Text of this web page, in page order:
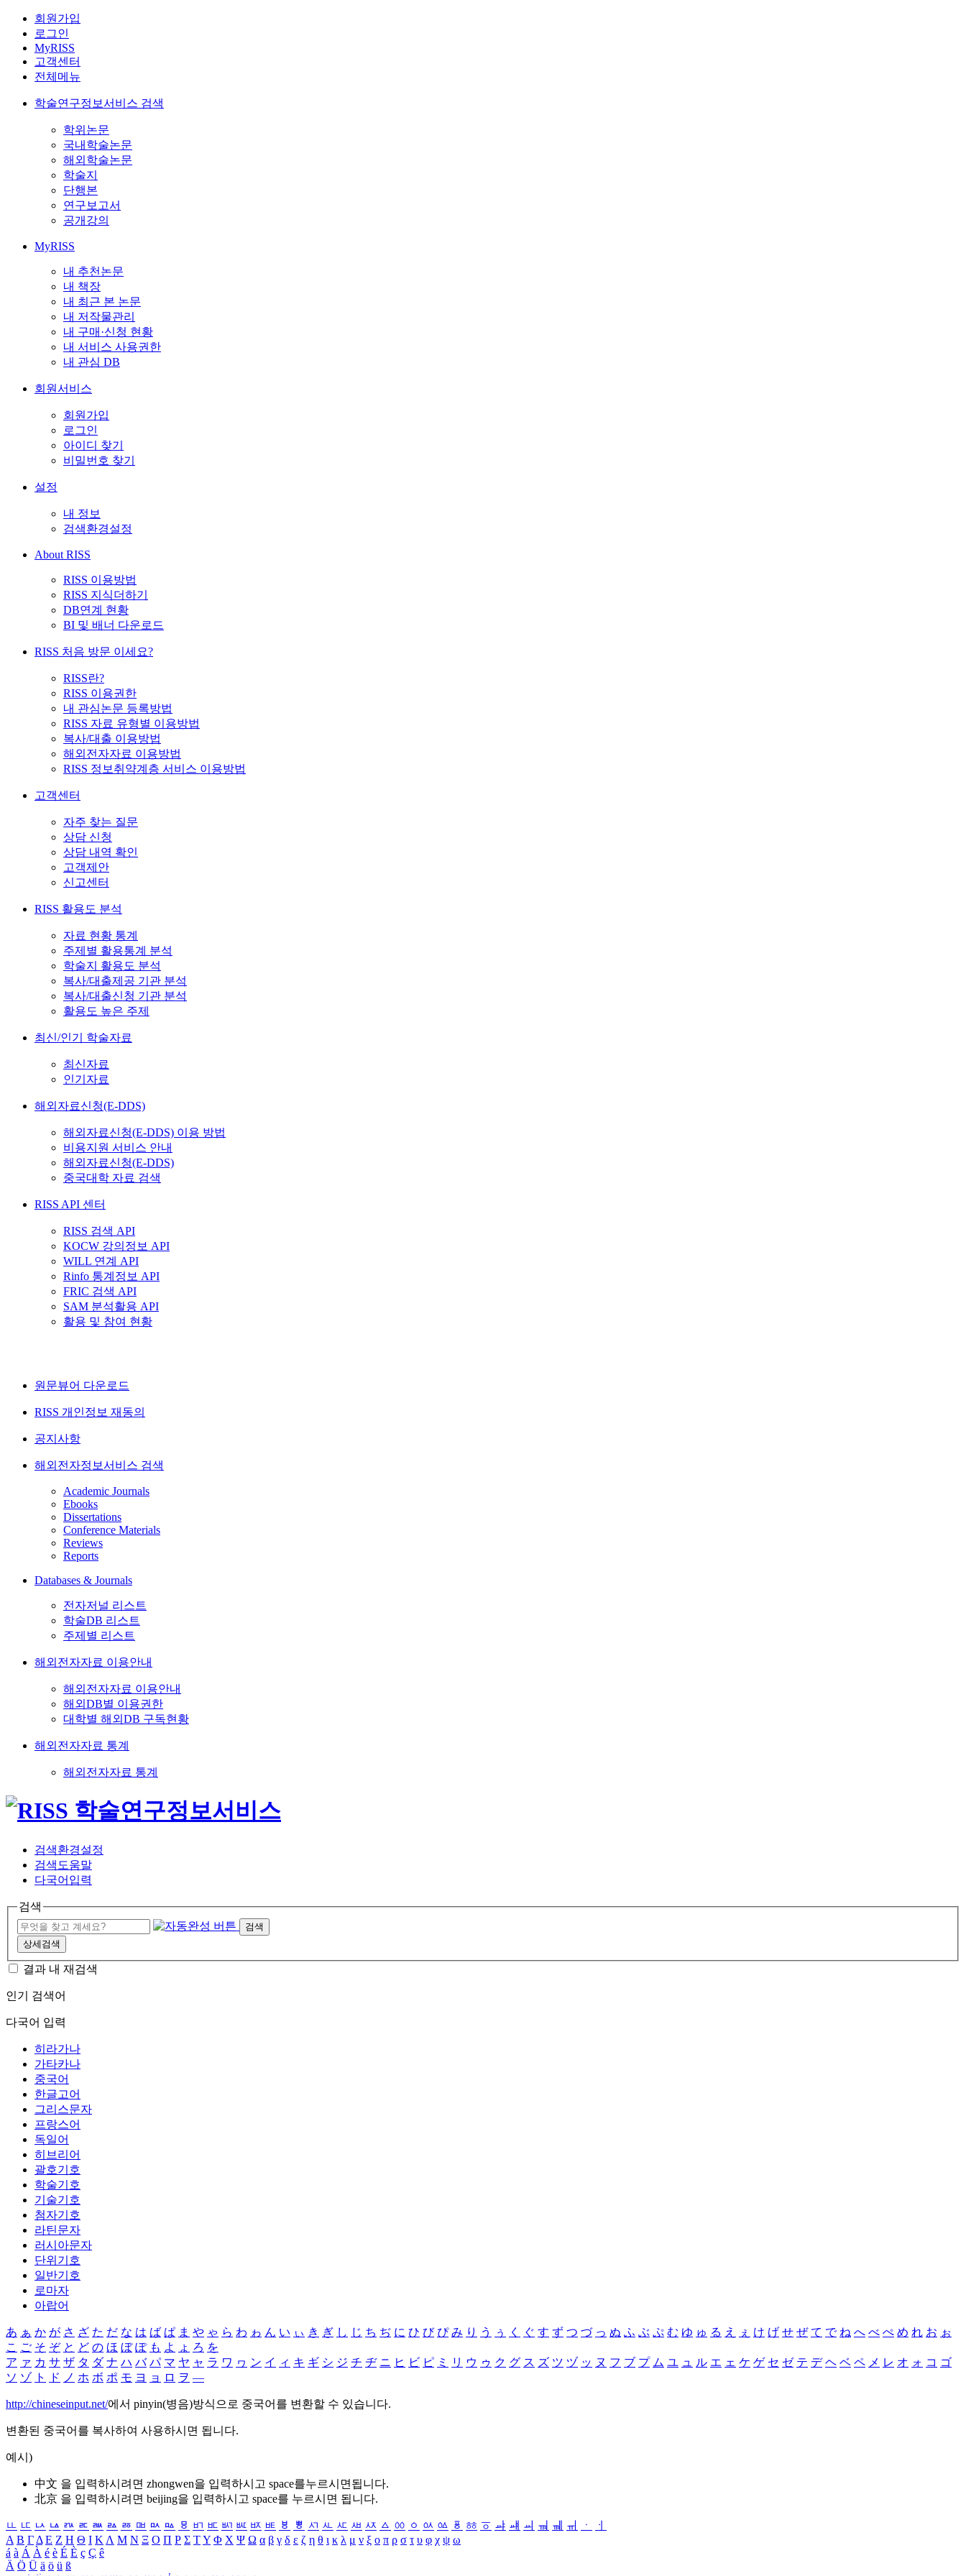
회원가입
로그인
MyRISS
고객센터
전체메뉴
학술연구정보서비스 검색
학위논문
국내학술논문
해외학술논문
학술지
단행본
연구보고서
공개강의
MyRISS
내 추천논문
내 책장
내 최근 본 논문
내 저작물관리
내 구매·신청 현황
내 서비스 사용권한
내 관심 DB
회원서비스
회원가입
로그인
아이디 찾기
비밀번호 찾기
설정
내 정보
검색환경설정
About RISS
RISS 이용방법
RISS 지식더하기
DB연계 현황
BI 및 배너 다운로드
RISS 처음 방문 이세요?
RISS란?
RISS 이용권한
내 관심논문 등록방법
RISS 자료 유형별 이용방법
복사/대출 이용방법
해외전자자료 이용방법
RISS 정보취약계층 서비스 이용방법
고객센터
자주 찾는 질문
상담 신청
상담 내역 확인
고객제안
신고센터
RISS 활용도 분석
자료 현황 통계
주제별 활용통계 분석
학술지 활용도 분석
복사/대출제공 기관 분석
복사/대출신청 기관 분석
활용도 높은 주제
최신/인기 학술자료
최신자료
인기자료
해외자료신청(E-DDS)
해외자료신청(E-DDS) 이용 방법
비용지원 서비스 안내
해외자료신청(E-DDS)
중국대학 자료 검색
RISS API 센터
RISS 검색 API
KOCW 강의정보 API
WILL 연계 API
Rinfo 통계정보 API
FRIC 검색 API
SAM 분석활용 API
활용 및 참여 현황
원문뷰어 다운로드
RISS 개인정보 재동의
공지사항
해외전자정보서비스 검색
Academic Journals
Ebooks
Dissertations
Conference Materials
Reviews
Reports
Databases & Journals
전자저널 리스트
학술DB 리스트
주제별 리스트
해외전자자료 이용안내
해외전자자료 이용안내
해외DB별 이용권한
대학별 해외DB 구독현황
해외전자자료 통계
해외전자자료 통계
검색환경설정
검색도움말
다국어입력
검색
검색
상세검색
결과 내 재검색
인기 검색어
다국어 입력
히라가나
가타카나
중국어
한글고어
그리스문자
프랑스어
독일어
히브리어
괄호기호
학술기호
기술기호
첨자기호
라틴문자
러시아문자
단위기호
일반기호
로마자
아랍어
あ ぁ か が さ ざ た だ な は ば ぱ ま や ゃ ら わ ゎ ん い ぃ き ぎ し じ ち ぢ に ひ び ぴ み り う ぅ く ぐ す ず つ づ っ ぬ ふ ぶ ぷ む ゆ ゅ る え ぇ け げ せ ぜ て で ね へ べ ぺ め れ お ぉ
こ ご そ ぞ と ど の ほ ぼ ぽ も よ ょ ろ を
ア ァ カ サ ザ タ ダ ナ ハ バ パ マ ヤ ャ ラ ワ ヮ ン イ ィ キ ギ シ ジ チ ヂ ニ ヒ ビ ピ ミ リ ウ ゥ ク グ ス ズ ツ ヅ ッ ヌ フ ブ プ ム ユ ュ ル エ ェ ケ ゲ セ ゼ テ デ ヘ ベ ペ メ レ オ ォ コ ゴ
ソ ゾ ト ド ノ ホ ボ ポ モ ヨ ョ ロ ヲ ―
http://chineseinput.net/에서 pinyin(병음)방식으로 중국어를 변환할 수 있습니다.
변환된 중국어를 복사하여 사용하시면 됩니다.
예시)
中文 을 입력하시려면 zhongwen을 입력하시고 space를누르시면됩니다.
北京 을 입력하시려면 beijing을 입력하시고 space를 누르시면 됩니다.
ㅥ ㅦ ㅧ ㅨ ㅩ ㅪ ㅫ ㅬ ㅭ ㅮ ㅯ ㅰ ㅱ ㅲ ㅳ ㅴ ㅵ ㅶ ㅷ ㅸ ㅹ ㅺ ㅻ ㅼ ㅽ ㅾ ㅿ ㆀ ㆁ ㆂ ㆃ ㆄ ㆅ ㆆ ㆇ ㆈ ㆉ ㆊ ㆋ ㆌ ㆍ
ㆎ
Α Β ΓΔ Ε Ζ Η Θ Ι ΚΛ Μ Ν Ξ Ο Π Ρ Σ ΤΥ Φ Χ Ψ Ω α β γ δ ε ζ η θ ι κ λ μ ν ξ ο π ρ σ τ υ φ χ ψ ω
á à Á À é è É È ç Ç ê
Ä Ö Ü ä ö ü ß